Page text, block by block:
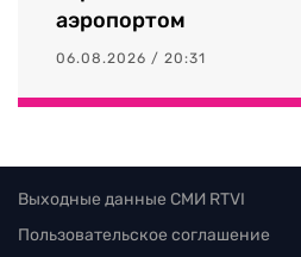
аэропортом
06.08.2026 / 20:31
Выходные данные СМИ RTVI
Пользовательское соглашение